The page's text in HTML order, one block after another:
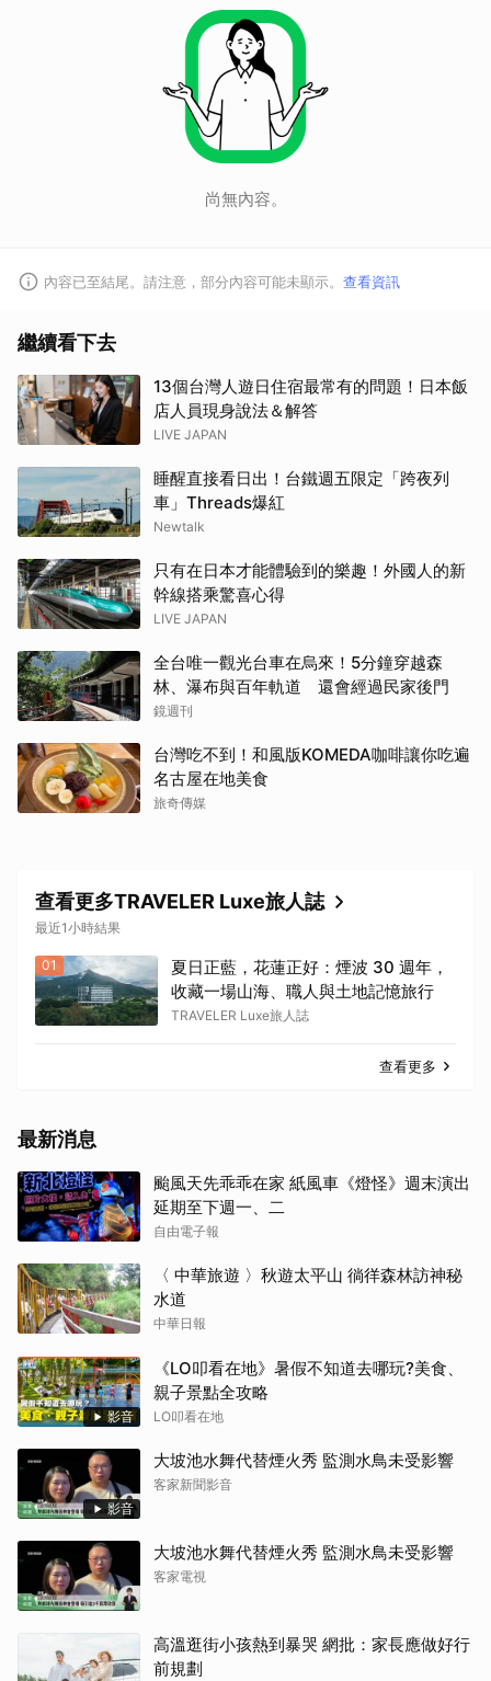
尚無內容。
內容已至結尾。請注意，部分內容可能未顯示。 查看資訊
繼續看下去
13個台灣人遊日住宿最常有的問題！日本飯
店人員現身說法＆解答
LIVE JAPAN
睡醒直接看日出！台鐵週五限定「跨夜列
車」Threads爆紅
Newtalk
只有在日本才能體驗到的樂趣！外國人的新
幹線搭乘驚喜心得
LIVE JAPAN
全台唯一觀光台車在烏來！5分鐘穿越森
林、瀑布與百年軌道 還會經過民家後門
鏡週刊
台灣吃不到！和風版KOMEDA咖啡讓你吃遍
名古屋在地美食
旅奇傳媒
查看更多TRAVELER Luxe旅人誌
最近1小時結果
01
夏日正藍，花蓮正好：煙波 30 週年，
收藏一場山海、職人與土地記憶旅行
TRAVELER Luxe旅人誌
查看更多
最新消息
颱風天先乖乖在家 紙風車《燈怪》週末演出
延期至下週一、二
自由電子報
〈 中華旅遊 〉秋遊太平山 徜徉森林訪神秘
水道
中華日報
影音
《LO叩看在地》暑假不知道去哪玩?美食、
親子景點全攻略
LO叩看在地
影音
大坡池水舞代替煙火秀 監測水鳥未受影響
客家新聞影音
大坡池水舞代替煙火秀 監測水鳥未受影響
客家電視
高溫逛街小孩熱到暴哭 網批：家長應做好行
前規劃